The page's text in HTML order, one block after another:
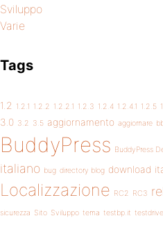
Sviluppo
Varie
Tags
1.2 1.2.1 1.2.2 1.2.2.1 1.2.3 1.2.4 1.2.4.1 1.2.5
3.0 3.2 3.5 aggiornamento aggiornare
BuddyPress BuddyPress
italiano bug directory blog download
Localizzazione RC2 RC3
sicurezza Sito Sviluppo tema testbp.it testdrive